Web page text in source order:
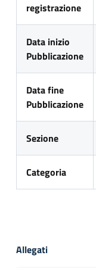
registrazione
Data inizio
Pubblicazione
Data fine
Pubblicazione
Sezione
Categoria
Allegati